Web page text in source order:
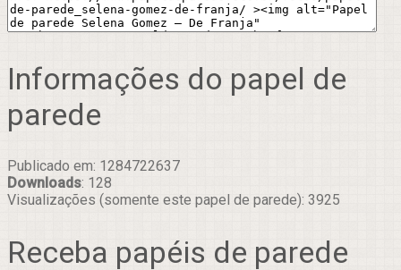
Informações do papel de
parede
Publicado em: 1284722637
Downloads: 128
Visualizações (somente este papel de parede): 3925
Receba papéis de parede